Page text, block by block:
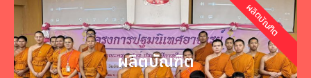
ผลิตบัณฑิต
ผลิตบัณฑิต